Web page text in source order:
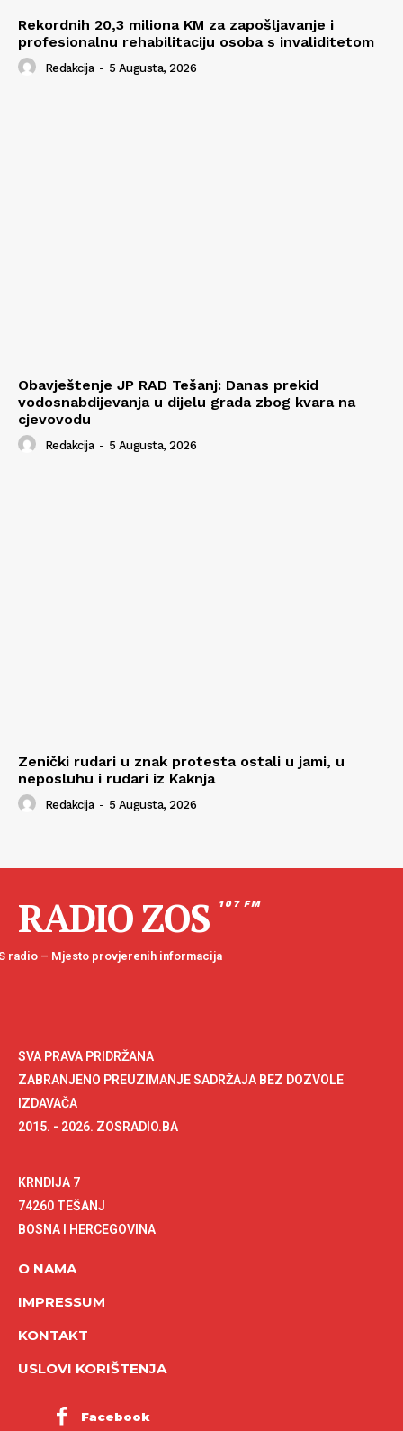
Rekordnih 20,3 miliona KM za zapošljavanje i
profesionalnu rehabilitaciju osoba s invaliditetom
Redakcija - 5 Augusta, 2026
Obavještenje JP RAD Tešanj: Danas prekid
vodosnabdijevanja u dijelu grada zbog kvara na
cjevovodu
Redakcija - 5 Augusta, 2026
Zenički rudari u znak protesta ostali u jami, u
neposluhu i rudari iz Kaknja
Redakcija - 5 Augusta, 2026
RADIO ZOS 107 FM
radio – Mjesto provjerenih informacija
SVA PRAVA PRIDRŽANA
ZABRANJENO PREUZIMANJE SADRŽAJA BEZ DOZVOLE
IZDAVAČA
2015. - 2026. ZOSRADIO.BA
KRNDIJA 7
74260 TEŠANJ
BOSNA I HERCEGOVINA
O NAMA
IMPRESSUM
KONTAKT
USLOVI KORIŠTENJA
Facebook